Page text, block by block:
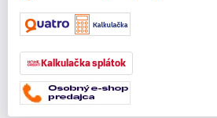
Kalkulačka splátok